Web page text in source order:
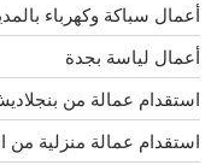
أعمال سباكة وكهرباء
أعمال لياسة بجدة
استقدام عمالة من
استقدام عمالة منزلية من